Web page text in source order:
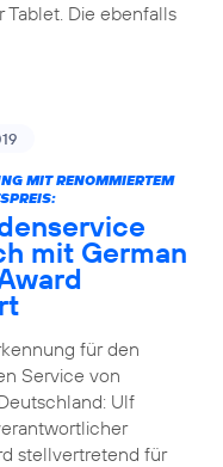
Tablet. Die ebenfalls
MIT RENOMMIERTEM
mit German
für den
Service von
Ulf
stellvertretend für